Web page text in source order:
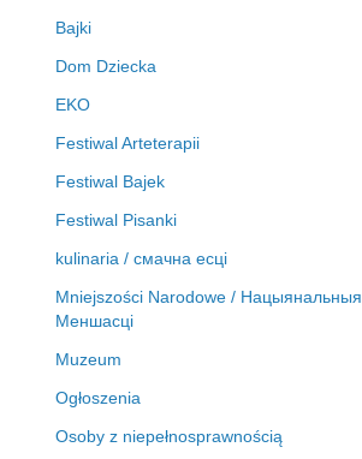
Bajki
Dom Dziecka
EKO
Festiwal Arteterapii
Festiwal Bajek
Festiwal Pisanki
kulinaria / смачна есці
Mniejszości Narodowe / Нацыянальныя
Меншасці
Muzeum
Ogłoszenia
Osoby z niepełnosprawnością